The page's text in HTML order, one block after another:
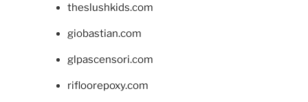
theslushkids.com
giobastian.com
glpascensori.com
rifloorepoxy.com